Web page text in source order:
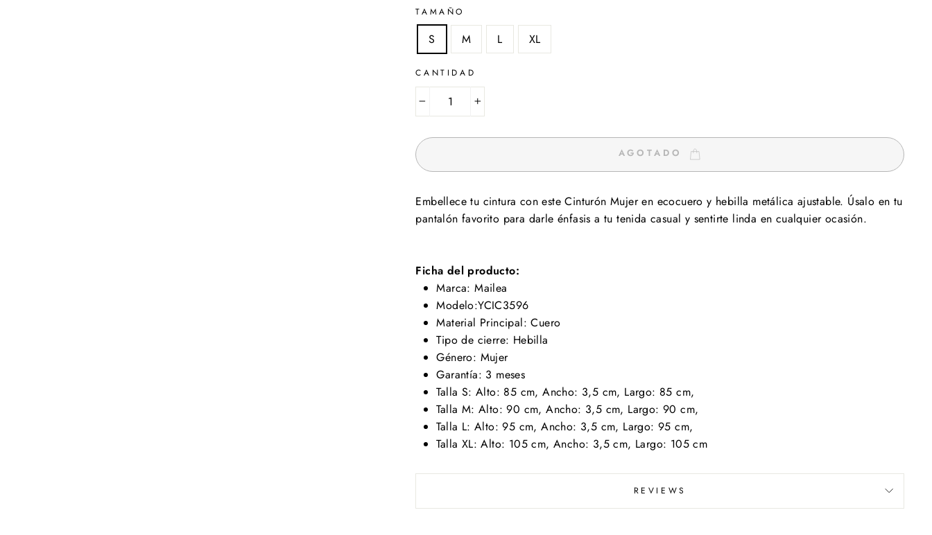
TAMAÑO
S M L XL
CANTIDAD
AGOTADO
Embellece tu cintura con este Cinturón Mujer en ecocuero y hebilla metálica ajustable. Úsalo en tu
pantalón favorito para darle énfasis a tu tenida casual y sentirte linda en cualquier ocasión.
Ficha del producto:
Marca: Mailea
Modelo:YCIC3596
Material Principal: Cuero
Tipo de cierre: Hebilla
Género: Mujer
Garantía: 3 meses
Talla S: Alto: 85 cm, Ancho: 3,5 cm, Largo: 85 cm,
Talla M: Alto: 90 cm, Ancho: 3,5 cm, Largo: 90 cm,
Talla L: Alto: 95 cm, Ancho: 3,5 cm, Largo: 95 cm,
Talla XL: Alto: 105 cm, Ancho: 3,5 cm, Largo: 105 cm
REVIEWS